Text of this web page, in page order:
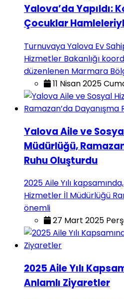
Yalova’da Yapıldı:
Çocuklar
Turnuvaya Yalova Ev
Hizmetler Bakanlığı
düzenlenen Marmara
11 Nisan 2025
Yalova Aile ve
Müdürlüğü,
Ruhu Oluşturdu
2025 Aile Yılı
Hizmetler İl Müdürlüğü
önemli
27 Mart 2025
2025 Aile Yılı
Anlamlı Ziyaretler